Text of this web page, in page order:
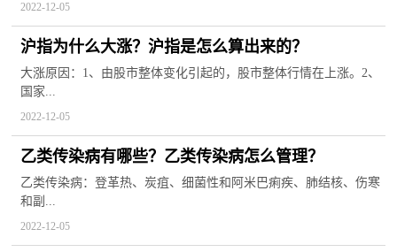
2022-12-05
沪指为什么大涨？沪指是怎么算出来的？
大涨原因：1、由股市整体变化引起的，股市整体行情在上涨。2、
国家...
2022-12-05
乙类传染病有哪些？乙类传染病怎么管理？
乙类传染病：登革热、炭疽、细菌性和阿米巴痢疾、肺结核、伤寒
和副...
2022-12-05